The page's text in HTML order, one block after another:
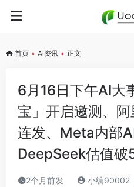
首页 • Ai资讯 • 正文
6月16日下午AI大
宝」开启邀测、
连发、Meta内部AI
DeepSeek估值
2个月前发
小编90002